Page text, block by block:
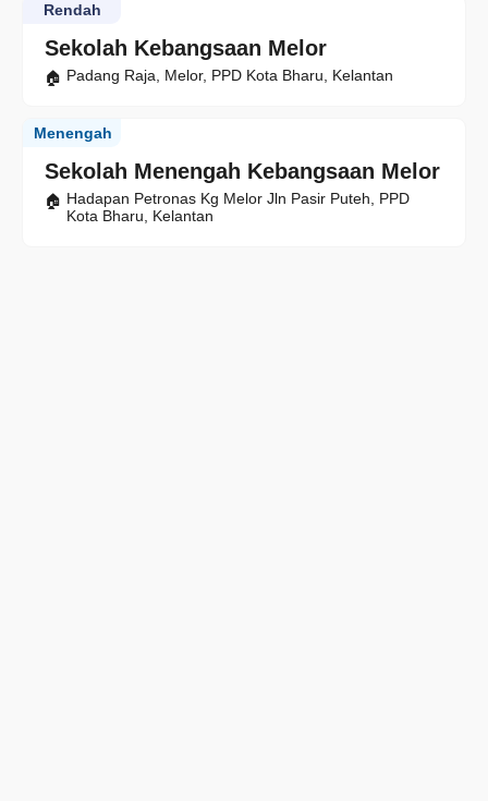
Sekolah Kebangsaan Melor
Rendah
Padang Raja, Melor, PPD Kota Bharu, Kelantan
Sekolah Menengah Kebangsaan Melor
Menengah
Hadapan Petronas Kg Melor Jln Pasir Puteh, PPD
Kota Bharu, Kelantan